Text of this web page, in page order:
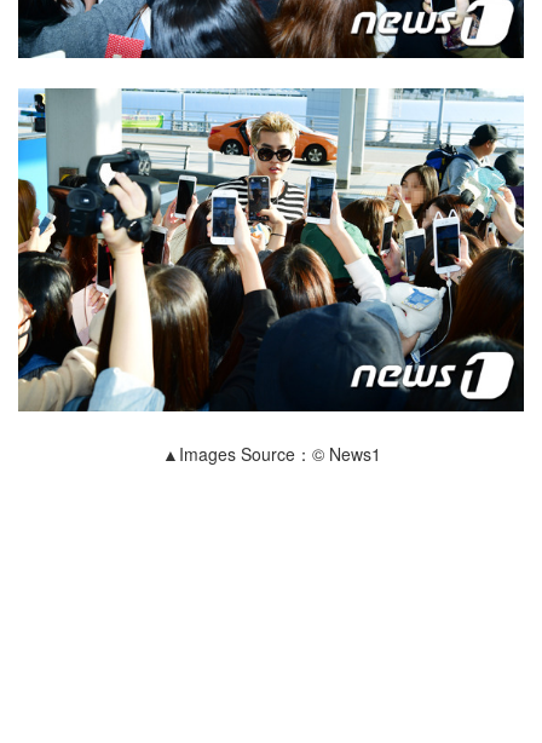
▲Images Source：© News1